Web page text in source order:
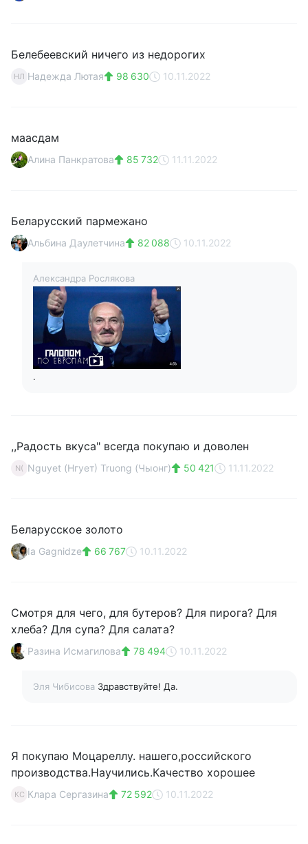
Белебеевский ничего из недорогих
НЛ Надежда Лютая 98 630 10.11.2022
маасдам
Алина Панкратова 85 732 11.11.2022
Беларусский пармежано
Альбина Даулетчина 82 088 10.11.2022
Александра Рослякова
.
,,Радость вкуса" всегда покупаю и доволен
N( Nguyet (Нгует) Truong (Чыонг) 50 421 11.11.2022
Беларусское золото
Ia Gagnidze 66 767 10.11.2022
Смотря для чего, для бутеров? Для пирога? Для
хлеба? Для супа? Для салата?
Разина Исмагилова 78 494 10.11.2022
Эля Чибисова Здравствуйте! Да.
Я покупаю Моцареллу. нашего,российского
производства.Научились.Качество хорошее
КС Клара Сергазина 72 592 10.11.2022